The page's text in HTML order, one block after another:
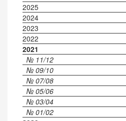
2025
2024
2023
2022
2021
№ 11/12
№ 09/10
№ 07/08
№ 05/06
№ 03/04
№ 01/02